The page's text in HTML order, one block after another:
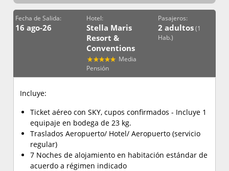
Fecha de Salida:
16 ago-26
Hotel:
Stella Maris
Resort &
Conventions
Media
Pensión
Pasajeros:
2 adultos(1
Hab.)
Incluye:
Ticket aéreo con SKY, cupos confirmados - Incluye 1
equipaje en bodega de 23 kg.
Traslados Aeropuerto/ Hotel/ Aeropuerto (servicio
regular)
7 Noches de alojamiento en habitación estándar de
acuerdo a régimen indicado